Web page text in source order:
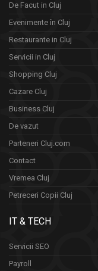
De Facut in Cluj
Evenimente în Cluj
Restaurante in Cluj
Servicii in Cluj
Shopping Cluj
Cazare Cluj
Business Cluj
De vazut
Parteneri Cluj.com
Contact
Vremea Cluj
Petreceri Copii Cluj
IT & TECH
Servicii SEO
Payroll